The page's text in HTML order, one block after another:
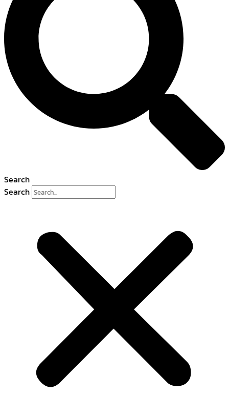
Search
Search